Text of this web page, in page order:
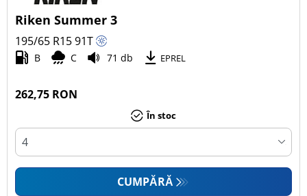
Riken Summer 3
195/65 R1591T
B C 71 db EPREL
262,75 RON
În stoc
CUMPĂRĂ